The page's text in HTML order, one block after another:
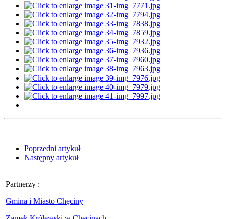
Poprzedni artykuł
Następny artykuł
Partnerzy :
Gmina i Miasto Chęciny